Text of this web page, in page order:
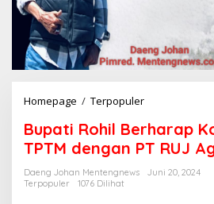
Homepage / Terpopuler
p
a
Bupati Rohil Berharap
TPTM dengan PT RUJ
Daeng Johan Mentengnews
Juni 20, 2024
Terpopuler
1076 Dilihat